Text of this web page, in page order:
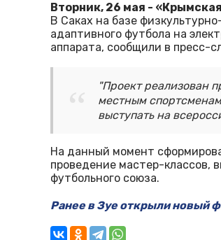
Вторник, 26 мая -
В Саках на базе
адаптивного футбола на
аппарата, сообщили в пресс-
"Проект реализован
местным
выступать на
На данный момент
проведение мастер-классов,
футбольного союза.
Ранее в Зуе открыли новый